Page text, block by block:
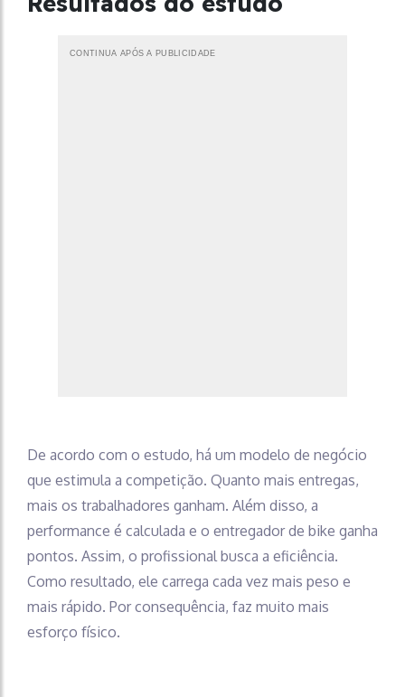
CONTINUA APÓS A PUBLICIDADE
De acordo com o estudo, há um modelo de negócio
que estimula a competição. Quanto mais entregas,
mais os trabalhadores ganham. Além disso, a
performance é calculada e o entregador de bike ganha
pontos. Assim, o profissional busca a eficiência.
Como resultado, ele carrega cada vez mais peso e
mais rápido. Por consequência, faz muito mais
esforço físico.